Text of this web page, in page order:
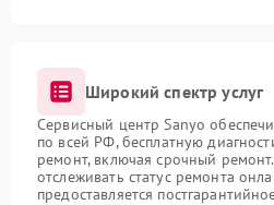
Широкий спектр услуг
Сервисный центр Sanyo
по всей РФ, бесплатную
ремонт, включая срочный
отслеживать статус ремонта
предоставляется